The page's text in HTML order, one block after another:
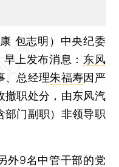
包志明） 中央纪委
上发布消息： 东风
、总经理朱福寿因严
撤职处分，由东风汽
部门副职）非领导职
9名中管干部的党